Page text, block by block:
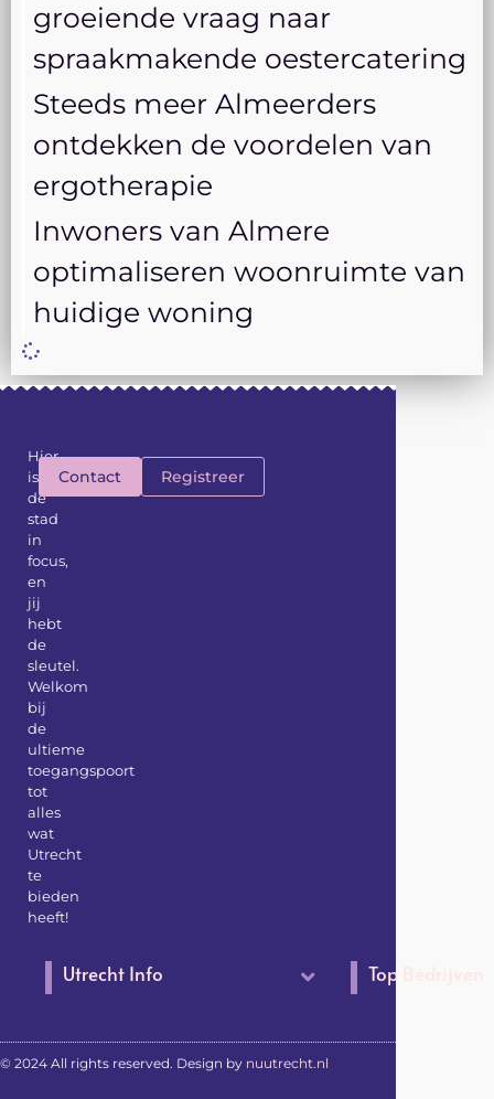
groeiende vraag naar
spraakmakende oestercatering
Steeds meer Almeerders
ontdekken de voordelen van
ergotherapie
Inwoners van Almere
optimaliseren woonruimte van
huidige woning
Hier
is
de
stad
in
focus,
en
jij
hebt
de
sleutel.
Welkom
bij
de
ultieme
toegangspoort
tot
alles
wat
Utrecht
te
bieden
heeft!
Contact Registreer
Utrecht Info Top Bedrijven
© 2024 All rights reserved. Design by nuutrecht.nl